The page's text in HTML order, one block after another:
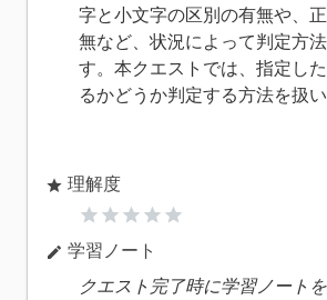
字と小文字の区別の有無や、
無など、状況によって判定方
す。本クエストでは、指定し
るかどうか判定する方法を扱い
star 理解度
star star star star star
edit 学習ノート
クエスト完了時に学習ノート